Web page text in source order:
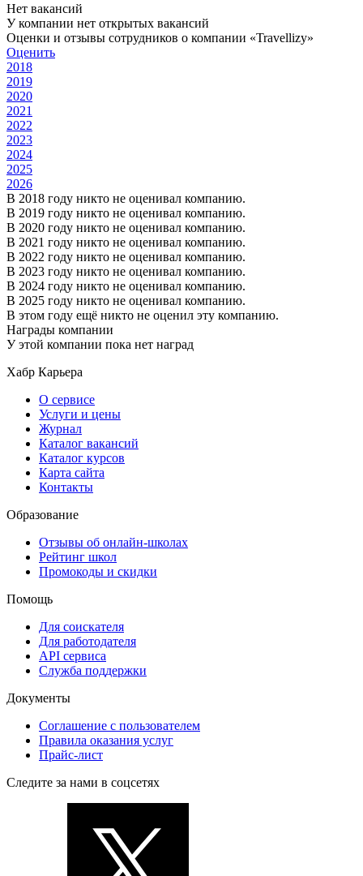
Нет вакансий
У компании нет открытых вакансий
Оценки и отзывы сотрудников о компании «Travellizy»
Оценить
2018
2019
2020
2021
2022
2023
2024
2025
2026
В 2018 году никто не оценивал компанию.
В 2019 году никто не оценивал компанию.
В 2020 году никто не оценивал компанию.
В 2021 году никто не оценивал компанию.
В 2022 году никто не оценивал компанию.
В 2023 году никто не оценивал компанию.
В 2024 году никто не оценивал компанию.
В 2025 году никто не оценивал компанию.
В этом году ещё никто не оценил эту компанию.
Награды компании
У этой компании пока нет наград
Хабр Карьера
О сервисе
Услуги и цены
Журнал
Каталог вакансий
Каталог курсов
Карта сайта
Контакты
Образование
Отзывы об онлайн-школах
Рейтинг школ
Промокоды и скидки
Помощь
Для соискателя
Для работодателя
API сервиса
Служба поддержки
Документы
Соглашение с пользователем
Правила оказания услуг
Прайс-лист
Следите за нами в соцсетях